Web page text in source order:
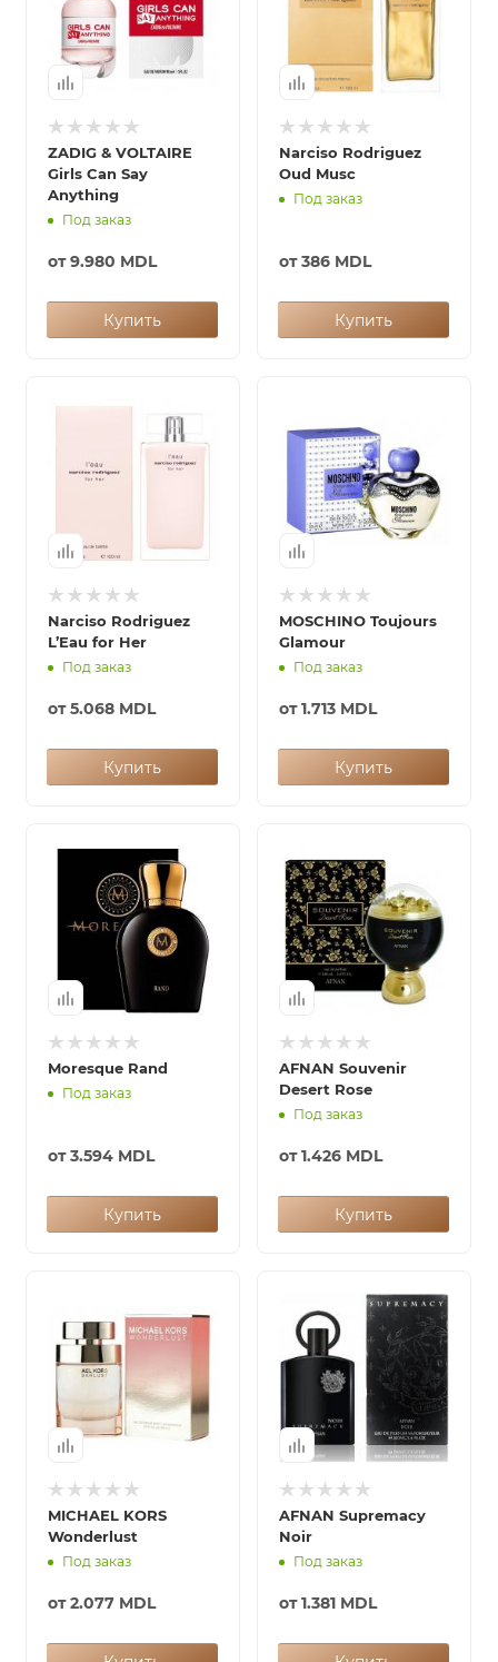
ZADIG & VOLTAIRE
Girls Can Say
Anything
Под заказ
от9.980 MDL
Купить
Narciso Rodriguez
Oud Musc
Под заказ
от386 MDL
Купить
Narciso Rodriguez
L’Eau for Her
Под заказ
от5.068 MDL
Купить
MOSCHINO Toujours
Glamour
Под заказ
от1.713 MDL
Купить
Moresque Rand
Под заказ
от3.594 MDL
Купить
AFNAN Souvenir
Desert Rose
Под заказ
от1.426 MDL
Купить
MICHAEL KORS
Wonderlust
Под заказ
от2.077 MDL
AFNAN Supremacy
Noir
Под заказ
от1.381 MDL